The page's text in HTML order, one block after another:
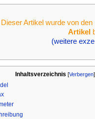
Dieser Artikel wurde von
Artikel
(weitere
Inhaltsverzeichnis [Verbergen